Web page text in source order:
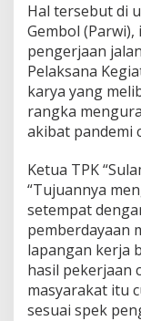
Hal tersebut di
Gembol
pengerjaan
Pelaksana
karya yang
rangka
akibat pandemi
Ketua TPK
“Tujuannya
setempat
pemberdayaan
lapangan kerja
hasil pekerjaan
masyarakat itu
sesuai spek